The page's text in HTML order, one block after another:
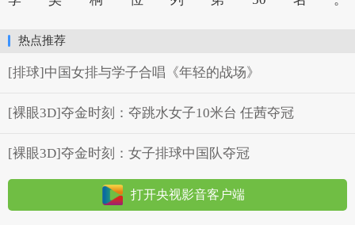
热点推荐
[排球]中国女排与学子合唱《年轻的战场》
[裸眼3D]夺金时刻：夺跳水女子10米台 任茜夺冠
[裸眼3D]夺金时刻：女子排球中国队夺冠
打开央视影音客户端